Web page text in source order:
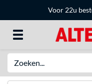
Voor 22u